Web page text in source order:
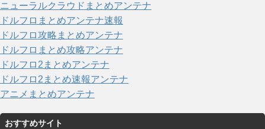
ニューラルクラウドまとめアンテナ
ドルフロまとめアンテナ速報
ドルフロ攻略まとめアンテナ
ドルフロまとめ攻略アンテナ
ドルフロ2まとめアンテナ
ドルフロ2まとめ速報アンテナ
アニメまとめアンテナ
おすすめサイト